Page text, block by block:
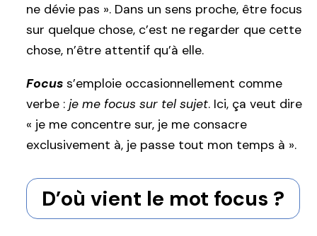
ne dévie pas ». Dans un sens proche, être focus
sur quelque chose, c’est ne regarder que cette
chose, n’être attentif qu’à elle.
Focus s’emploie occasionnellement comme
verbe : je me focus sur tel sujet. Ici, ça veut dire
« je me concentre sur, je me consacre
exclusivement à, je passe tout mon temps à ».
D’où vient le mot focus ?